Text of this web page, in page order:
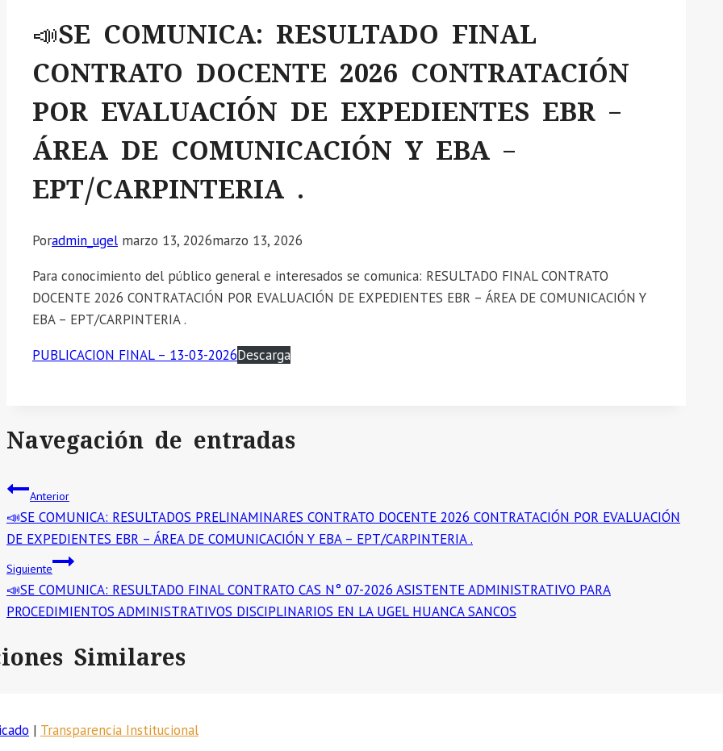
📣SE COMUNICA: RESULTADO FINAL
CONTRATO DOCENTE 2026 CONTRATACIÓN
POR EVALUACIÓN DE EXPEDIENTES EBR –
ÁREA DE COMUNICACIÓN Y EBA –
EPT/CARPINTERIA .
Poradmin_ugel marzo 13, 2026marzo 13, 2026
Para conocimiento del público general e interesados se comunica: RESULTADO FINAL CONTRATO
DOCENTE 2026 CONTRATACIÓN POR EVALUACIÓN DE EXPEDIENTES EBR – ÁREA DE COMUNICACIÓN Y
EBA – EPT/CARPINTERIA .
PUBLICACION FINAL – 13-03-2026Descarga
Navegación de entradas
Anterior
📣SE COMUNICA: RESULTADOS PRELINAMINARES CONTRATO DOCENTE 2026 CONTRATACIÓN POR EVALUACIÓN
DE EXPEDIENTES EBR – ÁREA DE COMUNICACIÓN Y EBA – EPT/CARPINTERIA .
Siguiente
📣SE COMUNICA: RESULTADO FINAL CONTRATO CAS N° 07-2026 ASISTENTE ADMINISTRATIVO PARA
PROCEDIMIENTOS ADMINISTRATIVOS DISCIPLINARIOS EN LA UGEL HUANCA SANCOS
Similares
| Transparencia Institucional